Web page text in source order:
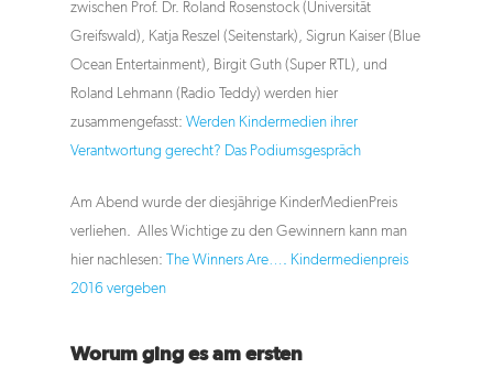
zwischen Prof. Dr. Roland Rosenstock (Universität
Greifswald), Katja Reszel (Seitenstark), Sigrun Kaiser (Blue
Ocean Entertainment), Birgit Guth (Super RTL), und
Roland Lehmann (Radio Teddy) werden hier
zusammengefasst: Werden Kindermedien ihrer
Verantwortung gerecht? Das Podiumsgespräch
Am Abend wurde der diesjährige KinderMedienPreis
verliehen. Alles Wichtige zu den Gewinnern kann man
hier nachlesen:
The Winners Are…. Kindermedienpreis
2016 vergeben
Worum ging es am ersten
Aktuelles
Newsletter